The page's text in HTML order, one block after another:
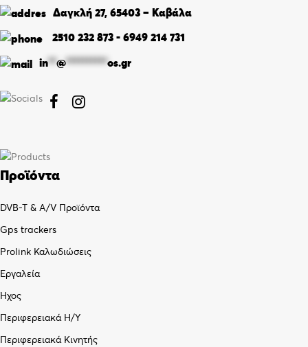
Δαγκλή 27, 65403 – Καβάλα
2510 232 873 - 6949 214 731
in**@**********os.gr
 
Προϊόντα
DVB-T & A/V Προϊόντα
Gps trackers
Prolink Καλωδιώσεις
Εργαλεία
Ήχος
Περιφερειακά Η/Υ
Περιφερειακά Κινητής